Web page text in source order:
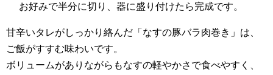
お好みで半分に切り、器に盛り付けたら完成です。
甘辛いタレがしっかり絡んだ「なすの豚バラ肉巻き」は、
ご飯がすすむ味わいです。
ボリュームがありながらもなすの軽やかさで食べやすく、